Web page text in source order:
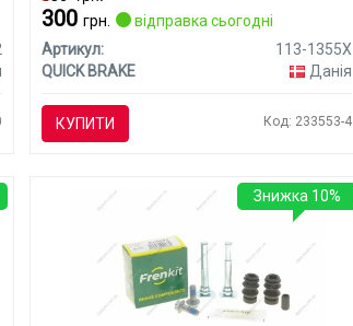
300грн.
відправка сьогодні
Артикул:
113-1355X
QUICK BRAKE
Данія
КУПИТИ Код: 233553-4
Знижка 10%